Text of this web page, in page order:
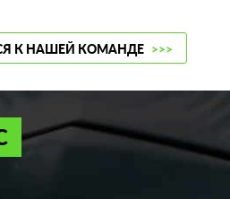
К НАШЕЙ КОМАНДЕ >>>